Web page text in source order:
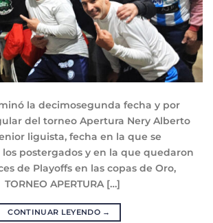
la decimosegunda fecha y por
del torneo Apertura Nery Alberto
liguista, fecha en la que se
postergados y en la que quedaron
de Playoffs en las copas de Oro,
APERTURA […]
CONTINUAR LEYENDO →